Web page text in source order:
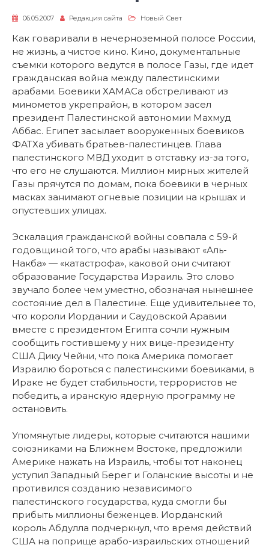
06.05.2007 Редакция сайта Новый Свет
Как говаривали в нечерноземной полосе России,
не жизнь, а чистое кино. Кино, документальные
съемки которого ведутся в полосе Газы, где идет
гражданская война между палестинскими
арабами. Боевики ХАМАСа обстреливают из
минометов укрепрайон, в котором засел
президент Палестинской автономии Махмуд
Аббас. Египет засылает вооруженных боевиков
ФАТХа убивать братьев-палестинцев. Глава
палестинского МВД уходит в отставку из-за того,
что его не слушаются. Миллион мирных жителей
Газы прячутся по домам, пока боевики в черных
масках занимают огневые позиции на крышах и
опустевших улицах.
Эскалация гражданской войны совпала с 59-й
годовщиной того, что арабы называют «Аль-
Накба» — «катастрофа», каковой они считают
образование Государства Израиль. Это слово
звучало более чем уместно, обозначая нынешнее
состояние дел в Палестине. Еще удивительнее то,
что короли Иордании и Саудовской Аравии
вместе с президентом Египта сочли нужным
сообщить гостившему у них вице-президенту
США Дику Чейни, что пока Америка помогает
Израилю бороться с палестинскими боевиками, в
Ираке не будет стабильности, террористов не
победить, а иранскую ядерную программу не
остановить.
Упомянутые лидеры, которые считаются нашими
союзниками на Ближнем Востоке, предложили
Америке нажать на Израиль, чтобы тот наконец
уступил Западный Берег и Голанские высоты и не
противился созданию независимого
палестинского государства, куда смогли бы
прибыть миллионы беженцев. Иорданский
король Абдулла подчеркнул, что время действий
США на поприще арабо-израильских отношений